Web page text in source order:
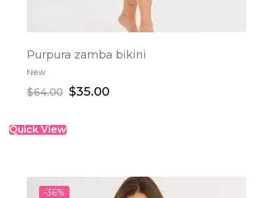
Purpura zamba bikini
New
$64.00 $35.00
Quick View
-36%